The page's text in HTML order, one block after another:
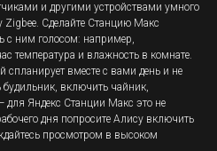
и другими устройствами умного
Сделайте Станцию Макс
с ним голосом: например,
температура и влажность в комнате.
вместе с вами день и не
включить чайник,
Яндекс Станции Макс это не
дня попросите Алису включить
просмотром в высоком